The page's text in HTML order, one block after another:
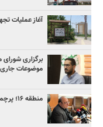
آغاز عملیات
موضوعات جاری
منطقه ۱۶؛ پرچمدار محیط‌زیست و پیشگام مشارکت‌های مردمی